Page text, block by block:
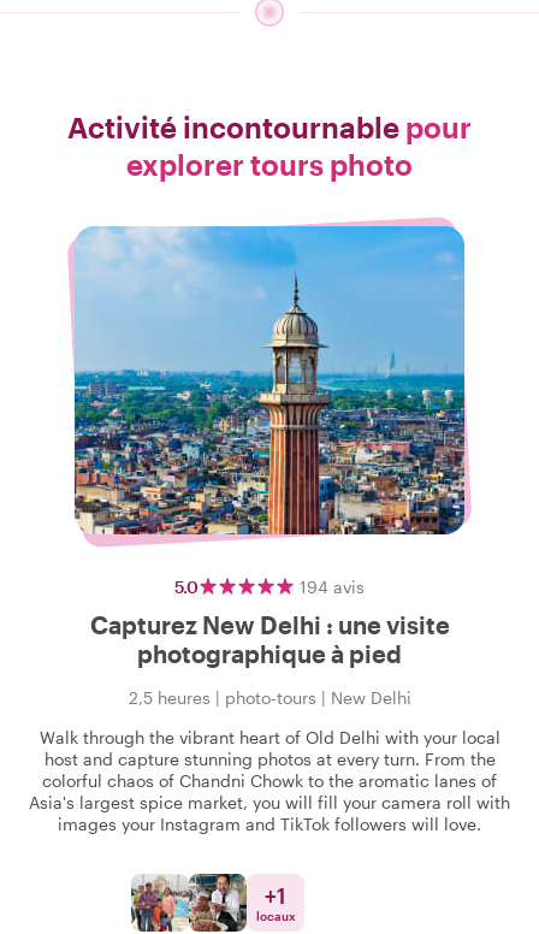
Activité incontournable pour
explorer tours photo
5.0 194 avis
Capturez New Delhi : une visite
photographique à pied
2,5 heures | photo-tours | New Delhi
Walk through the vibrant heart of Old Delhi with your local
host and capture stunning photos at every turn. From the
colorful chaos of Chandni Chowk to the aromatic lanes of
Asia's largest spice market, you will fill your camera roll with
images your Instagram and TikTok followers will love.
+1
locaux